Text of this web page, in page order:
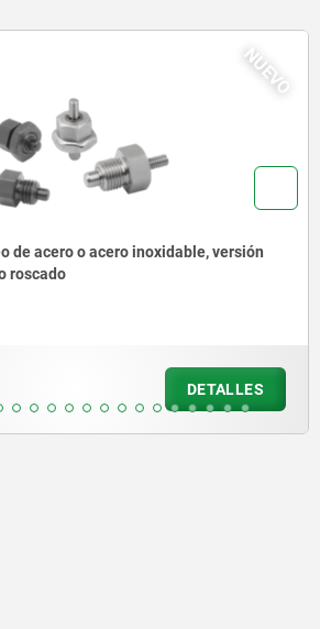
de bloqueo de acero o acero inoxidable
de tracción de acero inoxidable
de envío